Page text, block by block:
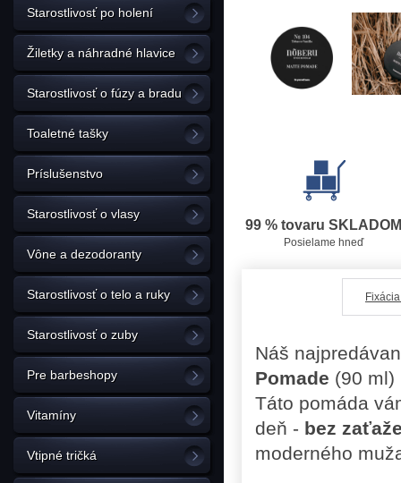
Starostlivosť po holení
Žiletky a náhradné hlavice
Starostlivosť o fúzy a bradu
Toaletné tašky
Príslušenstvo
Starostlivosť o vlasy
Vône a dezodoranty
Starostlivosť o telo a ruky
Starostlivosť o zuby
Pre barbeshopy
Vitamíny
Vtipné tričká
99 % tovaru SKLADOM
Posielame hneď
Fixácia
Náš
Pomade (90 ml)
Táto pomáda
deň - bez
moderného